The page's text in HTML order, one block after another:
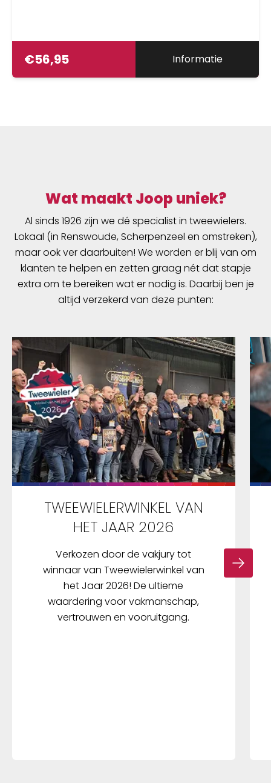
€56,95 Informatie
Wat maakt Joop uniek?
Al sinds 1926 zijn we dé specialist in tweewielers.
Lokaal (in Renswoude, Scherpenzeel en omstreken),
maar ook ver daarbuiten! We worden er blij van om
klanten te helpen en zetten graag nét dat stapje
extra om te bereiken wat er nodig is. Daarbij ben je
altijd verzekerd van deze punten:
TWEEWIELERWINKEL VAN
HET JAAR 2026
Verkozen door de vakjury tot
winnaar van Tweewielerwinkel van
het Jaar 2026! De ultieme
waardering voor vakmanschap,
vertrouwen en vooruitgang.